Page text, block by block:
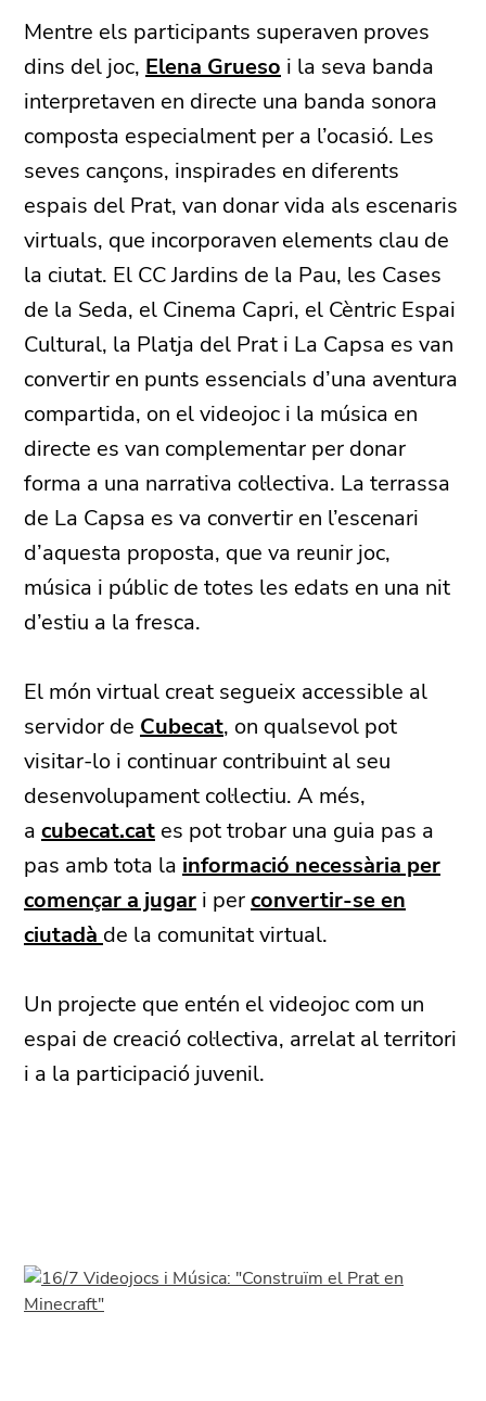
Mentre els participants superaven proves
dins del joc, Elena Grueso i la seva banda
interpretaven en directe una banda sonora
composta especialment per a l’ocasió. Les
seves cançons, inspirades en diferents
espais del Prat, van donar vida als escenaris
virtuals, que incorporaven elements clau de
la ciutat. El CC Jardins de la Pau, les Cases
de la Seda, el Cinema Capri, el Cèntric Espai
Cultural, la Platja del Prat i La Capsa es van
convertir en punts essencials d’una aventura
compartida, on el videojoc i la música en
directe es van complementar per donar
forma a una narrativa col·lectiva. La terrassa
de La Capsa es va convertir en l’escenari
d’aquesta proposta, que va reunir joc,
música i públic de totes les edats en una nit
d’estiu a la fresca.
El món virtual creat segueix accessible al
servidor de Cubecat, on qualsevol pot
visitar-lo i continuar contribuint al seu
desenvolupament col·lectiu. A més,
a cubecat.cat es pot trobar una guia pas a
pas amb tota la informació necessària per
començar a jugar i perconvertir-se en
ciutadà de la comunitat virtual.
Un projecte que entén el videojoc com un
espai de creació col·lectiva, arrelat al territori
i a la participació juvenil.